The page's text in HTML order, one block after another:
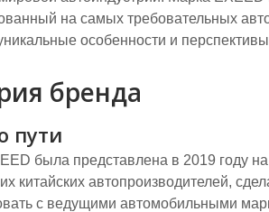
на самых требовательных
особенности и
бренда
пути
была представлена в 2019 году
китайских автопроизводителей,
с ведущими автомобильными